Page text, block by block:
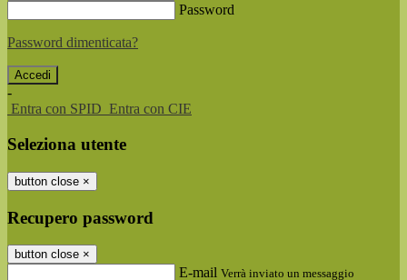
Password
Password dimenticata?
-
Entra con SPID Entra con CIE
Seleziona utente
button close ×
Recupero password
button close ×
E-mail Verrà inviato un messaggio